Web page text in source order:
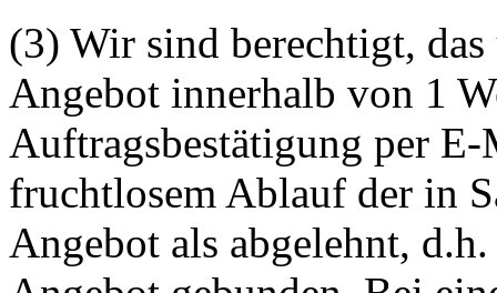
(3) Wir sind berechtigt, das
Angebot innerhalb von 1
Auftragsbestätigung per
fruchtlosem Ablauf der in
Angebot als abgelehnt,